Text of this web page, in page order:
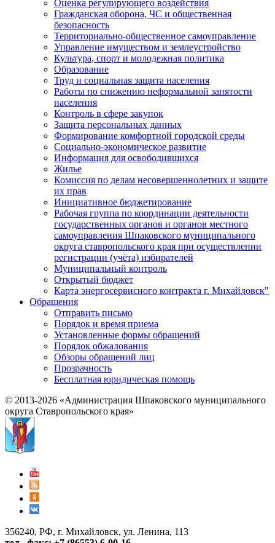
Оценка регулирующего воздействия
Гражданская оборона, ЧС и общественная
безопасность
Территориально-общественное самоуправление
Управление имуществом и землеустройство
Культура, спорт и молодежная политика
Образование
Труд и социальная защита населения
Работы по снижению неформальной занятости
населения
Контроль в сфере закупок
Защита персональных данных
Формирование комфортной городской среды
Социально-экономическое развитие
Информация для освободившихся
Жилье
Комиссия по делам несовершеннолетних и защите
их прав
Инициативное бюджетирование
Рабочая группа по координации деятельности
государственных органов и органов местного
самоуправления Шпаковского муниципального
округа ставропольского края при осуществлении
регистрации (учёта) избирателей
Муниципальный контроль
Открытый бюджет
Карта энергосервисного контракта г. Михайловск"
Обращения
Отправить письмо
Порядок и время приема
Установленные формы обращений
Порядок обжалования
Обзоры обращений лиц
Прозрачность
Бесплатная юридическая помощь
© 2013-2026 «Администрация Шпаковского муниципального
округа Ставропольского края»
356240, РФ, г. Михайловск, ул. Ленина, 113